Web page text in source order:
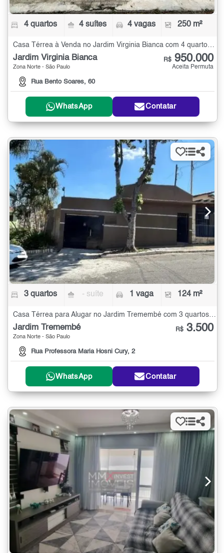
4 quartos 4 suítes 4 vagas 250 m²
Jardim Virginia Bianca
Zona Norte - São Paulo
Rua Bento Soares, 60
R$ 950.000
Aceita Permuta
WhatsApp Contatar
3 quartos - suíte 1 vaga 124 m²
Casa Térrea para Alugar no Jardim Tremembé com 3 quartos - 124 m²
Jardim Tremembé
Zona Norte - São Paulo
Rua Professora Maria Hosni Cury, 2
R$ 3.500
WhatsApp Contatar